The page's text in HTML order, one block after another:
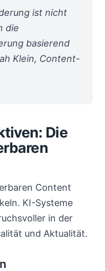
ist nicht
die
basierend
Klein, Content-
Die
Content
KI-Systeme
in der
und Aktualität.